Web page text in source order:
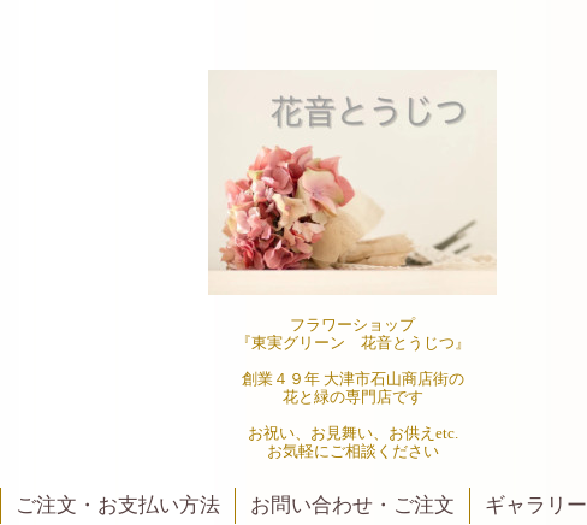
フラワーショップ
『東実グリーン 花音とうじつ』
創業４９年 大津市石山商店街の
花と緑の専門店です
お祝い、お見舞い、お供えetc.
お気軽にご相談ください
ご注文・お支払い方法 お問い合わせ・ご注文 ギャラリー